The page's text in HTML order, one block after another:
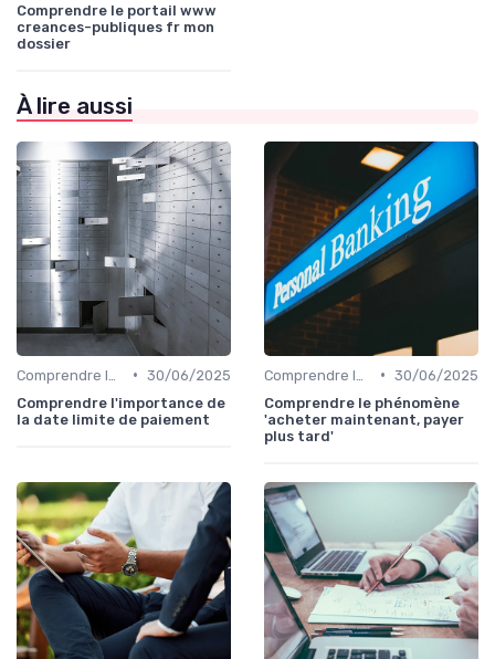
Comprendre le portail www
creances-publiques fr mon
dossier
À lire aussi
• 30/06/2025
Comprendre l'importance de
la date limite de paiement
• 30/06/2025
Comprendre le phénomène
'acheter maintenant, payer
plus tard'